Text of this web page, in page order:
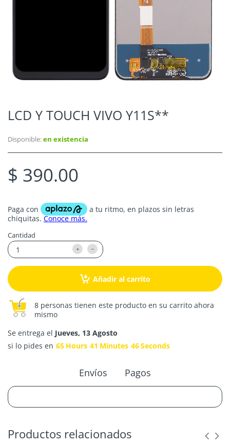
LCD Y TOUCH VIVO Y11S**
Disponible:en existencia
$ 390.00
Cantidad
Añadir al carrito
8 personas tienen este producto en su carrito ahora
mismo
Se entrega el Jueves, 13 Agosto
si lo pides en 65 Hours 41 Minutes 46Seconds
Envíos Pagos
Productos relacionados